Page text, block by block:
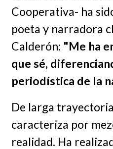
Cooperativa- ha
poeta y narradora
Calderón: "Me ha
que sé,
periodística de la
De larga
caracteriza por
realidad. Ha